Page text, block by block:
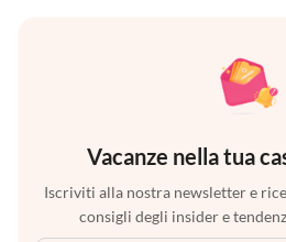
Vacanze nella tua
Iscriviti alla nostra newsletter e
consigli degli insider e